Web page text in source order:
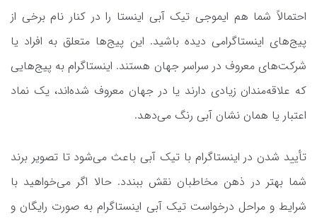
احتمالاً شما هم ایموجی تیک آبی اینستا را در کنار نام برخی از
پیج‌های اینستاگرامی دیده باشید. این پیج‌ها متعلق به افراد یا
شرکت‌های معروف در سراسر جهان هستند. اینستاگرام به پیج‌هایی
که علاقه‌مندان زیادی دارند یا در جهان معروف شده‌اند، یک نماد
اعتبار یا همان نشان آبی رنگ می‌دهد.
تأیید شدن در اینستاگرام با تیک آبی باعث می‌شود تا تصویر برند
شما بهتر در ذهن مخاطبان نقش ببندد. حالا اگر می‌خواهید با
شرایط و مراحل درخواست تیک آبی اینستاگرام به صورت رایگان و